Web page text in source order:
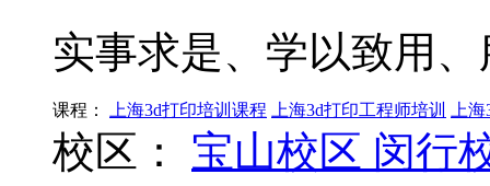
实事求是、学以致用
课程： 上海3d打印培训课程 上海3d打印工程师培训 上
校区： 宝山校区 闵行